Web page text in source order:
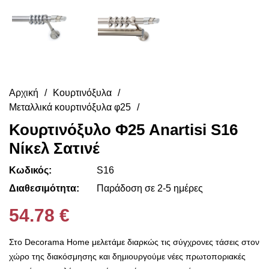
Αρχική
Κουρτινόξυλα
Μεταλλικά κουρτινόξυλα φ25
Κουρτινόξυλο Φ25 Anartisi S16
Νίκελ Σατινέ
Κωδικός:
S16
Διαθεσιμότητα:
Παράδοση σε 2-5 ημέρες
54.78 €
Στο Decorama Home μελετάμε διαρκώς τις σύγχρονες τάσεις στον
χώρο της διακόσμησης και δημιουργούμε νέες πρωτοποριακές